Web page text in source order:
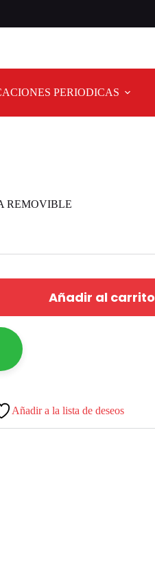
PERIODICAS
REMOVIBLE
Añadir al carrito
Añadir a la lista de deseos